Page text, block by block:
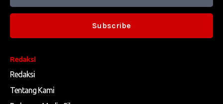
Redaksi
Redaksi
Tentang Kami
Subscribe